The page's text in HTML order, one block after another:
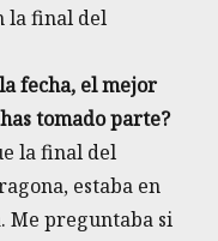
la final del
fecha, el mejor
tomado parte?
la final del
estaba en
Me preguntaba si